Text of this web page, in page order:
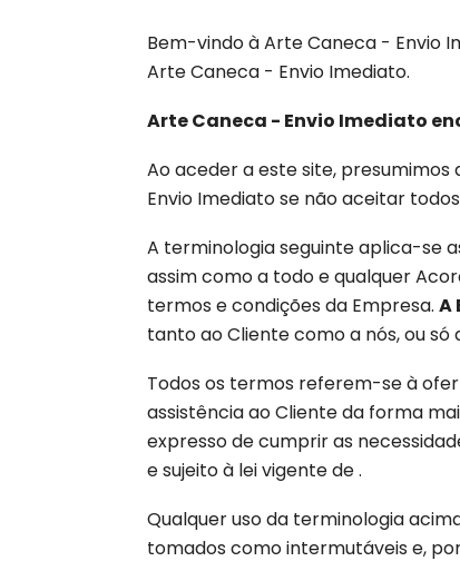
Bem-vindo à Arte Caneca - Envio
Arte Caneca - Envio Imediato.
Arte Caneca - Envio Imediato
Ao aceder a este site,
Envio Imediato se não aceitar
A terminologia seguinte aplica-se
assim como a todo e qualquer
termos e condições da Empresa. A
tanto ao Cliente como a nós, ou só
Todos os termos referem-se à
assistência ao Cliente da forma
expresso de cumprir as
e sujeito à lei vigente de .
Qualquer uso da terminologia
tomados como intermutáveis e,